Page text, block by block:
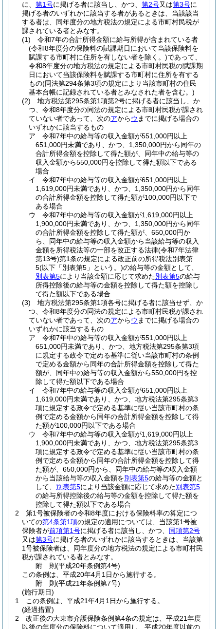
に、 第1号に掲げる者に該当し、かつ、 第2号又は第3号に
掲げる者のいずれかに該当する者があるときは、当該該当
する者は、同年度分の地方税法の規定による市町村民税が
課されている者とみなす。
(1)
令和7年の合計所得金額に給与所得が含まれている者
(令和8年度分の保険料の賦課期日において当該保険料を
賦課する市町村に住所を有しない者を除く。)であって、
令和8年度分の地方税法の規定による市町村民税の賦課期
日において当該保険料を賦課する市町村に住所を有する
もの(同法第294条第3項の規定により当該市町村の住民
基本台帳に記録されている者とみなされた者を含む。)
(2)
地方税法第295条第1項第2号に掲げる者に該当し、か
つ、令和8年度分の同法の規定による市町村民税が課され
ていない者であって、次のアからウ までに掲げる場合の
いずれかに該当するもの
ア
令和7年中の給与等の収入金額が551,000円以上
651,000円未満であり、かつ、1,350,000円から同年の
合計所得金額を控除して得た額が、同年中の給与等の
収入金額から550,000円を控除して得た額以下である
場合
イ
令和7年中の給与等の収入金額が651,000円以上
1,619,000円未満であり、かつ、1,350,000円から同年
の合計所得金額を控除して得た額が100,000円以下で
ある場合
ウ
令和7年中の給与等の収入金額が1,619,000円以上
1,900,000円未満であり、かつ、1,350,000円から同年
の合計所得金額を控除して得た額が、650,000円か
ら、同年中の給与等の収入金額から当該給与等の収入
金額を所得税法等の一部を改正する法律(令和7年法律
第13号)第1条の規定による改正前の所得税法別表第
5(以下「別表第5」という。)の給与等の金額として、
別表第5により当該金額に応じて求めた別表第5の給与
所得控除後の給与等の金額を控除して得た額を控除し
て得た額以下である場合
(3)
地方税法第295条第1項各号に掲げる者に該当せず、か
つ、令和8年度分の同法の規定による市町村民税が課され
ていない者であって、次のアからウ までに掲げる場合の
いずれかに該当するもの
ア
令和7年中の給与等の収入金額が551,000円以上
651,000円未満であり、かつ、地方税法第295条第3項
に規定する政令で定める基準に従い当該市町村の条例
で定める金額から同年の合計所得金額を控除して得た
額が、同年中の給与等の収入金額から550,000円を控
除して得た額以下である場合
イ
令和7年中の給与等の収入金額が651,000円以上
1,619,000円未満であり、かつ、地方税法第295条第3
項に規定する政令で定める基準に従い当該市町村の条
例で定める金額から同年の合計所得金額を控除して得
た額が100,000円以下である場合
ウ
令和7年中の給与等の収入金額が1,619,000円以上
1,900,000円未満であり、かつ、地方税法第295条第3
項に規定する政令で定める基準に従い当該市町村の条
例で定める金額から同年の合計所得金額を控除して得
た額が、650,000円から、同年中の給与等の収入金額
から当該給与等の収入金額を別表第5の給与等の金額と
して、 別表第5により当該金額に応じて求めた別表第5
の給与所得控除後の給与等の金額を控除して得た額を
控除して得た額以下である場合
2
第1号被保険者の令和8年度における保険料率の算定につ
いての第4条第1項の規定の適用については、当該第1号被
保険者が前項第1号に掲げる者に該当し、かつ、 同項第2号
又は第3号に掲げる者のいずれかに該当するときは、当該第
1号被保険者は、同年度分の地方税法の規定による市町村民
税が課されている者とみなす。
附 則(平成20年条例第4号)
この条例は、平成20年4月1日から施行する。
附 則(平成21年条例第7号)
(施行期日)
1
この条例は、平成21年4月1日から施行する。
(経過措置)
2
改正後の大東市介護保険条例第4条の規定は、平成21年度
以後の年度分の保険料について適用し、平成20年度以前の